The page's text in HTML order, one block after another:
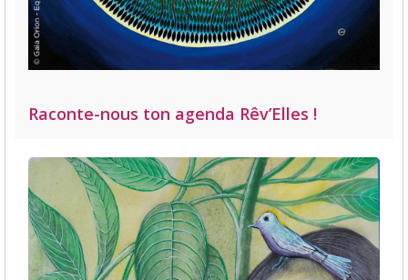
Raconte-nous ton agenda Rêv’Elles !